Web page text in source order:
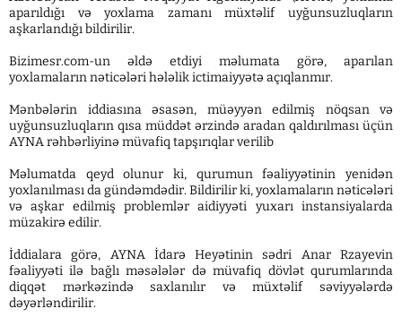
aparıldığı və yoxlama zamanı müxtəlif uyğunsuzluqların
aşkarlandığı bildirilir.
Bizimesr.com-un əldə etdiyi məlumata görə, aparılan
yoxlamaların nəticələri hələlik ictimaiyyətə açıqlanmır.
Mənbələrin iddiasına əsasən, müəyyən edilmiş nöqsan və
uyğunsuzluqların qısa müddət ərzində aradan qaldırılması üçün
AYNA rəhbərliyinə müvafiq tapşırıqlar verilib
Məlumatda qeyd olunur ki, qurumun fəaliyyətinin yenidən
yoxlanılması da gündəmdədir. Bildirilir ki, yoxlamaların nəticələri
və aşkar edilmiş problemlər aidiyyəti yuxarı instansiyalarda
müzakirə edilir.
İddialara görə, AYNA İdarə Heyətinin sədri Anar Rzayevin
fəaliyyəti ilə bağlı məsələlər də müvafiq dövlət qurumlarında
diqqət mərkəzində saxlanılır və müxtəlif səviyyələrdə
dəyərləndirilir.